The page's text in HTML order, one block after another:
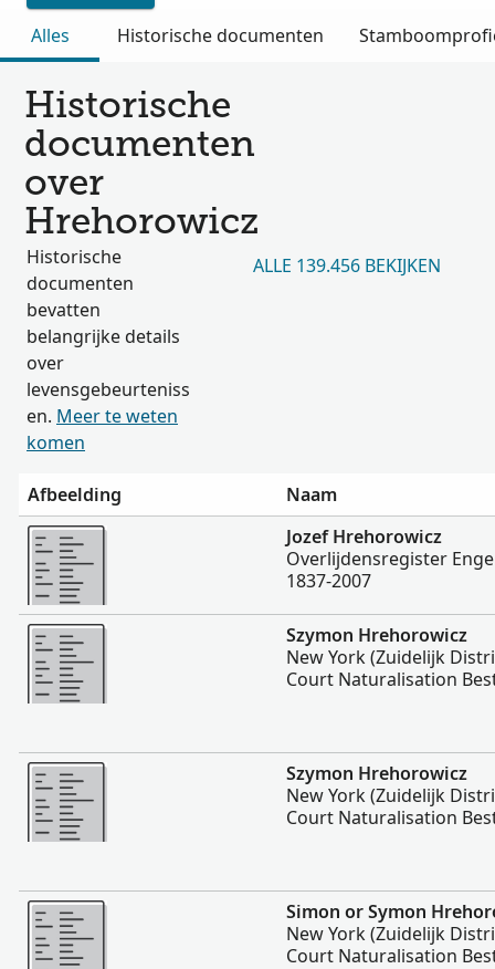
Alles
Historische documenten
Historische
documenten
over
Hrehorowicz
Historische
documenten
bevatten
belangrijke details
over
levensgebeurteniss
en. Meer te weten
komen
ALLE 139.456 BEKIJKEN
Afbeelding
Naam
Meer
Jozef Hrehorowicz
Overlijdensregister
1837-2007
Meer
Szymon Hrehorowicz
New York (Zuidelijk
Court Naturalisation
Meer
Szymon Hrehorowicz
New York (Zuidelijk
Court Naturalisation
Meer
Simon or Symon
New York (Zuidelijk
Court Naturalisation